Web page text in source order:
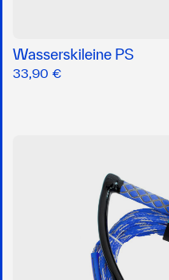
Wasserskileine PS
33,90 €